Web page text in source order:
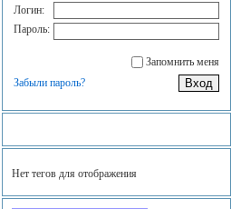
Логин:
Пароль:
Запомнить меня
Забыли пароль?
Нет тегов для отображения